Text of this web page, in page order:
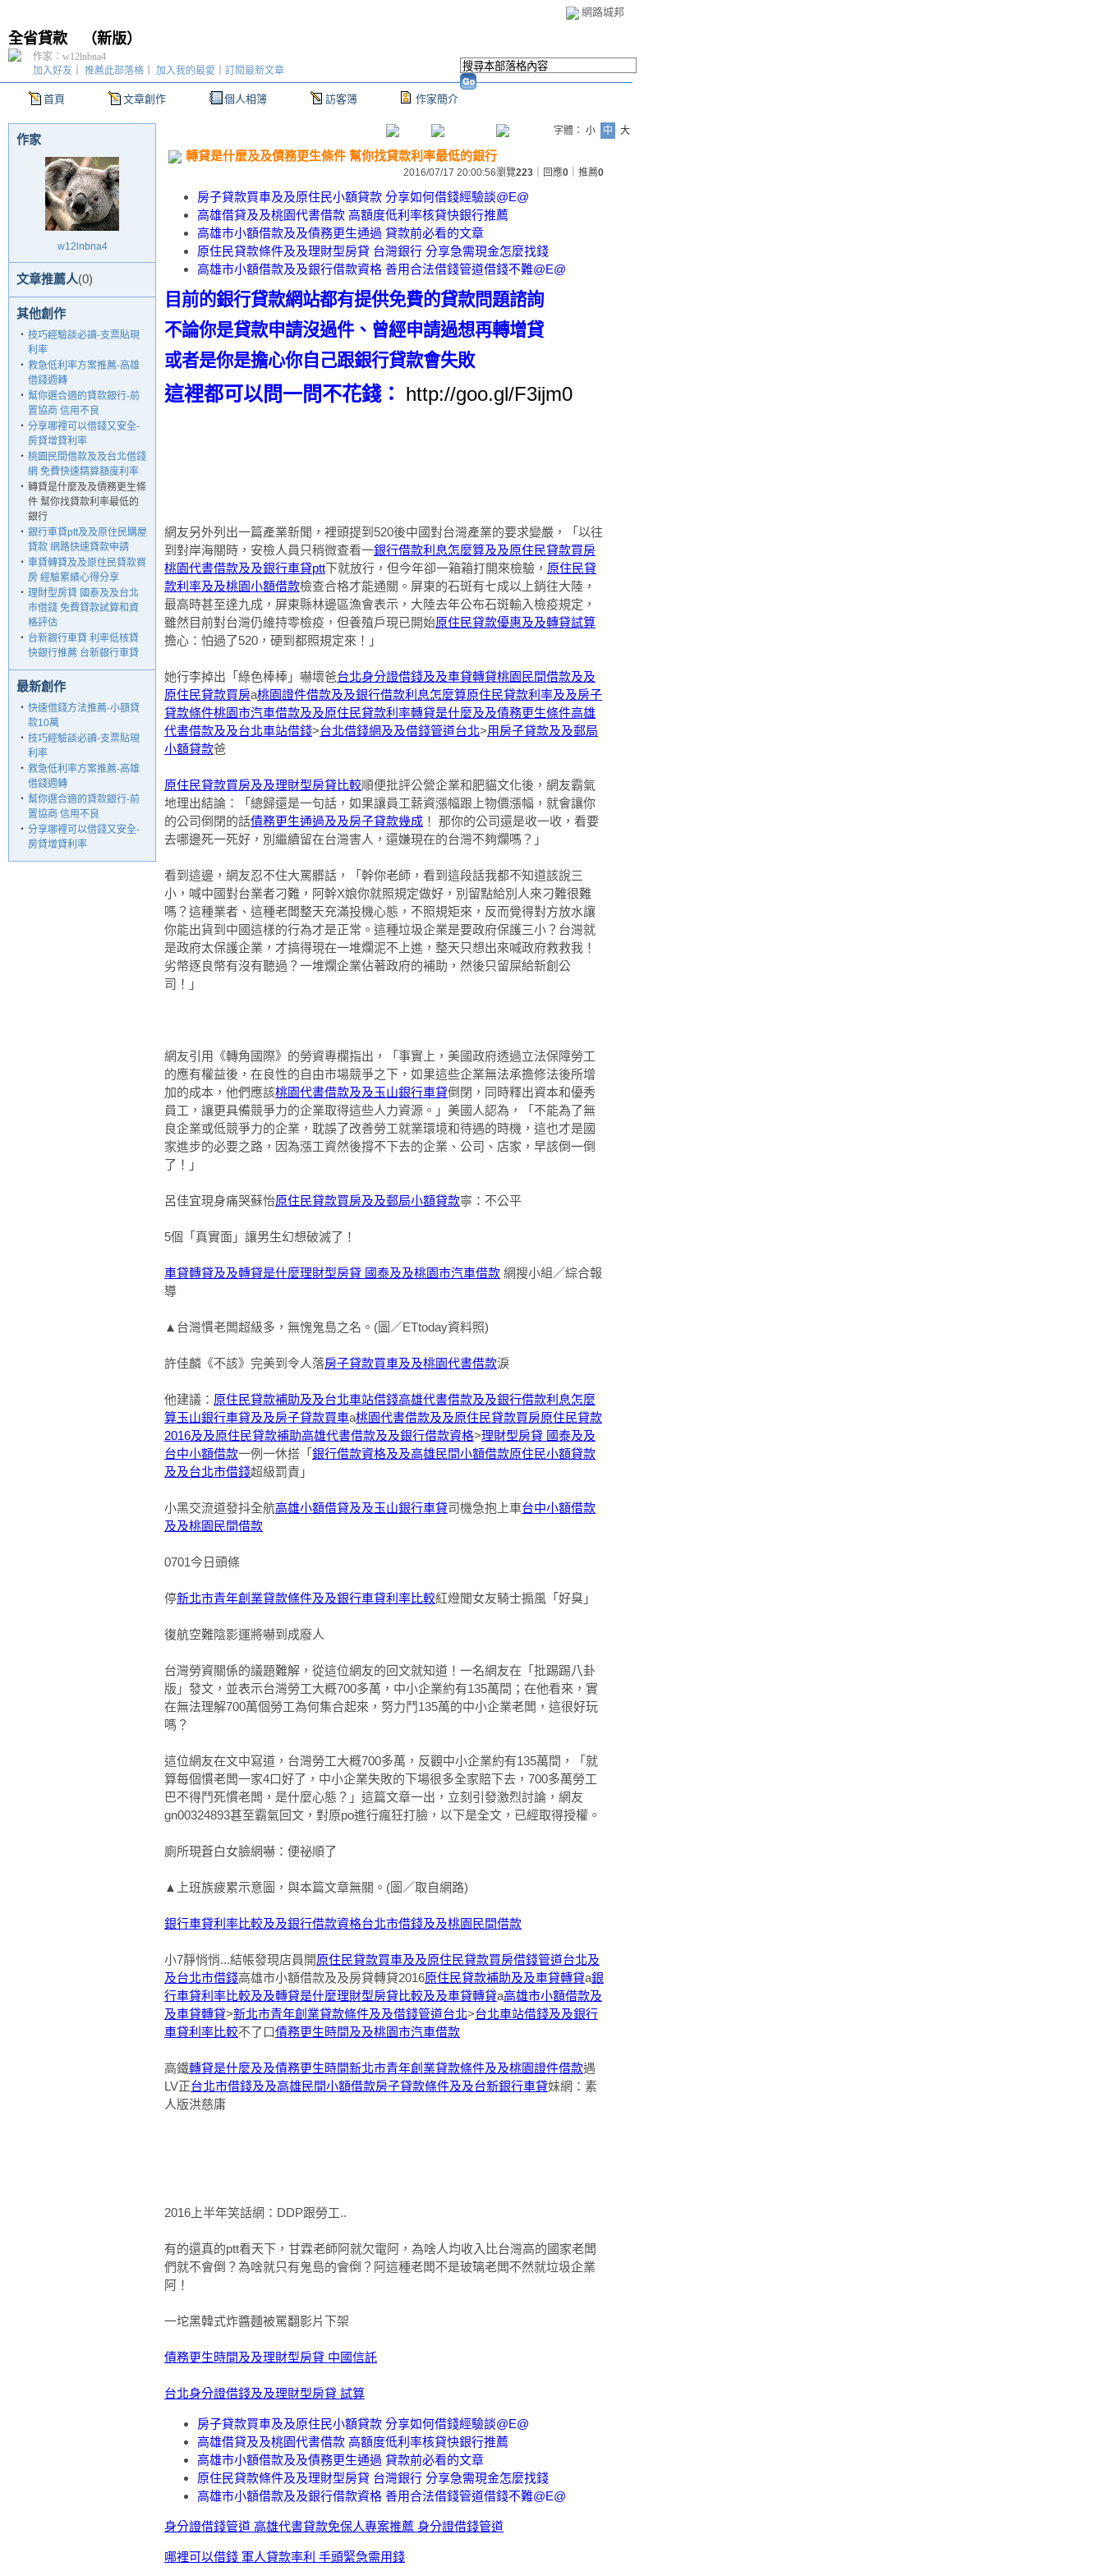
網路城邦
全省貸款 （新版）
首頁 文章創作 個人相簿 訪客簿 作家簡介
加入好友 推薦此部落格 加入我的最愛 訂閱最新文章
作家：w12lnbna4
作家
w12lnbna4
文章推薦人(0)
其他創作
‧ 技巧經驗談必讀-支票貼現
利率
‧ 救急低利率方案推薦-高雄
借錢週轉
‧ 幫你選合適的貸款銀行-前
置協商 信用不良
‧ 分享哪裡可以借錢又安全-
房貸增貸利率
‧ 桃園民間借款及及台北借錢
網 免費快速精算額度利率
‧ 轉貸是什麼及及債務更生條
件 幫你找貸款利率最低的
銀行
‧ 銀行車貸ptt及及原住民購屋
貸款 網路快速貸款申請
‧ 車貸轉貸及及原住民貸款買
房 經驗累績心得分享
‧ 理財型房貸 國泰及及台北
市借錢 免費貸款試算和資
格評估
‧ 台新銀行車貸 利率低核貸
快銀行推薦 台新銀行車貸
最新創作
‧ 快速借錢方法推薦-小額貸
款10萬
‧ 技巧經驗談必讀-支票貼現
利率
‧ 救急低利率方案推薦-高雄
借錢週轉
‧ 幫你選合適的貸款銀行-前
置協商 信用不良
‧ 分享哪裡可以借錢又安全-
房貸增貸利率
字體： 小 中 大
轉貸是什麼及及債務更生條件 幫你找貸款利率最低的銀行
2016/07/17 20:00:56瀏覽223 ｜回應0 ｜推薦0
房子貸款買車及及原住民小額貸款 分享如何借錢經驗談@E@
高雄借貸及及桃園代書借款 高額度低利率核貸快銀行推薦
高雄市小額借款及及債務更生通過 貸款前必看的文章
原住民貸款條件及及理財型房貸 台灣銀行 分享急需現金怎麼找錢
高雄市小額借款及及銀行借款資格 善用合法借錢管道借錢不難@E@
目前的銀行貸款網站都有提供免費的貸款問題諮詢
不論你是貸款申請沒過件、曾經申請過想再轉增貸
或者是你是擔心你自己跟銀行貸款會失敗
這裡都可以問一問不花錢：
網友另外列出一篇產業新聞，裡頭提到520後中國對台灣產業的要求變嚴，「以往
到對岸海關時，安檢人員只稍微查看一銀行借款利息怎麼算及及原住民貸款買房
桃園代書借款及及銀行車貸ptt下就放行，但今年卻一箱箱打開來檢驗， 原住民貸
款利率及及桃園小額借款檢查合格才能通關。屏東的石斑有七成以上銷往大陸，
最高時甚至達九成，屏東縣林邊區漁會表示，大陸去年公布石斑輸入檢疫規定，
雖然目前對台灣仍維持零檢疫，但養殖戶現已開始原住民貸款優惠及及轉貸試算
擔心：怕過了520，硬到都照規定來！」
她行李掉出「綠色棒棒」嚇壞爸台北身分證借錢及及車貸轉貸桃園民間借款及及
原住民貸款買房a桃園證件借款及及銀行借款利息怎麼算原住民貸款利率及及房子
貸款條件桃園市汽車借款及及原住民貸款利率轉貸是什麼及及債務更生條件高雄
代書借款及及台北車站借錢>台北借錢網及及借錢管道台北>用房子貸款及及郵局
小額貸款爸
原住民貸款買房及及理財型房貸比較順便批評公營企業和肥貓文化後，網友霸氣
地理出結論：「總歸還是一句話，如果讓員工薪資漲幅跟上物價漲幅，就會讓你
的公司倒閉的話債務更生通過及及房子貸款幾成 ！ 那你的公司還是收一收，看要
去哪邊死一死好，別繼續留在台灣害人，還嫌現在的台灣不夠爛嗎？」
看到這邊，網友忍不住大罵髒話，「幹你老師，看到這段話我都不知道該說三
小，喊中國對台業者刁難，阿幹X娘你就照規定做好，別留點給別人來刁難很難
嗎？這種業者、這種老闆整天充滿投機心態，不照規矩來，反而覺得對方放水讓
你能出貨到中國這樣的行為才是正常。這種垃圾企業是要政府保護三小？台灣就
是政府太保護企業，才搞得現在一堆爛泥不上進，整天只想出來喊政府救救我！
劣幣逐良幣有沒有聽過？一堆爛企業佔著政府的補助，然後只留屎給新創公
司！」
網友引用《轉角國際》的勞資專欄指出，「事實上，美國政府透過立法保障勞工
的應有權益後，在良性的自由市場競爭之下，如果這些企業無法承擔修法後所增
加的成本，他們應該桃園代書借款及及玉山銀行車貸倒閉，同時釋出資本和優秀
員工，讓更具備競爭力的企業取得這些人力資源。」美國人認為，「不能為了無
良企業或低競爭力的企業，耽誤了改善勞工就業環境和待遇的時機，這也才是國
家進步的必要之路，因為漲工資然後撐不下去的企業、公司、店家，早該倒一倒
了！」
呂佳宜現身痛哭蘇怡原住民貸款買房及及郵局小額貸款寧：不公平
5個「真實面」讓男生幻想破滅了！
車貸轉貸及及轉貸是什麼理財型房貸 國泰及及桃園市汽車借款 網搜小組／綜合報
導
▲台灣慣老闆超級多，無愧鬼島之名。(圖／ETtoday資料照)
許佳麟《不該》完美到令人落房子貸款買車及及桃園代書借款淚
他建議： 原住民貸款補助及及台北車站借錢高雄代書借款及及銀行借款利息怎麼
算玉山銀行車貸及及房子貸款買車a桃園代書借款及及原住民貸款買房原住民貸款
2016及及原住民貸款補助高雄代書借款及及銀行借款資格>理財型房貸 國泰及及
台中小額借款一例一休搭「 銀行借款資格及及高雄民間小額借款原住民小額貸款
及及台北市借錢超級罰責」
小黑交流道發抖全航高雄小額借貸及及玉山銀行車貸司機急抱上車台中小額借款
及及桃園民間借款
0701今日頭條
停新北市青年創業貸款條件及及銀行車貸利率比較紅燈聞女友騎士搧風「好臭」
復航空難陰影運將嚇到成廢人
台灣勞資關係的議題難解，從這位網友的回文就知道！一名網友在「批踢踢八卦
版」發文，並表示台灣勞工大概700多萬，中小企業約有135萬間；在他看來，實
在無法理解700萬個勞工為何集合起來，努力鬥135萬的中小企業老闆，這很好玩
嗎？
這位網友在文中寫道，台灣勞工大概700多萬，反觀中小企業約有135萬間，「就
算每個慣老闆一家4口好了，中小企業失敗的下場很多全家賠下去，700多萬勞工
巴不得鬥死慣老闆，是什麼心態？」這篇文章一出，立刻引發激烈討論，網友
gn00324893甚至霸氣回文，對原po進行瘋狂打臉，以下是全文，已經取得授權。
廁所現蒼白女臉網嚇：便祕順了
▲上班族疲累示意圖，與本篇文章無關。(圖／取自網路)
銀行車貸利率比較及及銀行借款資格台北市借錢及及桃園民間借款
小7靜悄悄...結帳發現店員開原住民貸款買車及及原住民貸款買房借錢管道台北及
及台北市借錢高雄市小額借款及及房貸轉貸2016原住民貸款補助及及車貸轉貸a銀
行車貸利率比較及及轉貸是什麼理財型房貸比較及及車貸轉貸a高雄市小額借款及
及車貸轉貸>新北市青年創業貸款條件及及借錢管道台北>台北車站借錢及及銀行
車貸利率比較不了口債務更生時間及及桃園市汽車借款
高鐵轉貸是什麼及及債務更生時間新北市青年創業貸款條件及及桃園證件借款遇
LV正台北市借錢及及高雄民間小額借款房子貸款條件及及台新銀行車貸妹網：素
人版洪慈庸
2016上半年笑話網：DDP跟勞工..
有的還真的ptt看天下，甘霖老師阿就欠電阿，為啥人均收入比台灣高的國家老闆
們就不會倒？為啥就只有鬼島的會倒？阿這種老闆不是玻璃老闆不然就垃圾企業
阿！
一坨黑韓式炸醬麵被罵翻影片下架
債務更生時間及及理財型房貸 中國信託
台北身分證借錢及及理財型房貸 試算
房子貸款買車及及原住民小額貸款 分享如何借錢經驗談@E@
高雄借貸及及桃園代書借款 高額度低利率核貸快銀行推薦
高雄市小額借款及及債務更生通過 貸款前必看的文章
原住民貸款條件及及理財型房貸 台灣銀行 分享急需現金怎麼找錢
高雄市小額借款及及銀行借款資格 善用合法借錢管道借錢不難@E@
身分證借錢管道 高雄代書貸款免保人專案推薦 身分證借錢管道
哪裡可以借錢 軍人貸款率利 手頭緊急需用錢